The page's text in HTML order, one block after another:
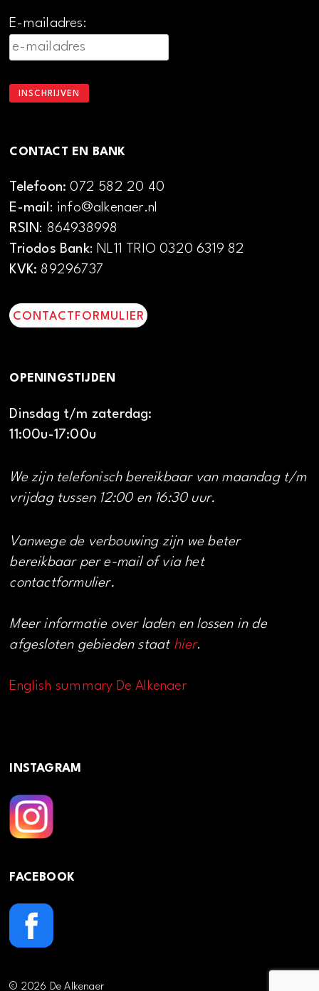
E-mailadres:
CONTACT EN BANK
Telefoon:072 582 20 40
E-mail: info@alkenaer.nl
RSIN: 864938998
Triodos Bank: NL11 TRIO 0320 6319 82
KVK: 89296737
CONTACTFORMULIER
OPENINGSTIJDEN
Dinsdag t/m zaterdag:
11:00u-17:00u
We zijn telefonisch bereikbaar van maandag t/m
vrijdag tussen 12:00 en 16:30 uur.
Vanwege de verbouwing zijn we beter
bereikbaar per e-mail of via het
contactformulier.
Meer informatie over laden en lossen in de
afgesloten gebieden staat hier.
English summary De Alkenaer
INSTAGRAM
FACEBOOK
© 2026 De Alkenaer